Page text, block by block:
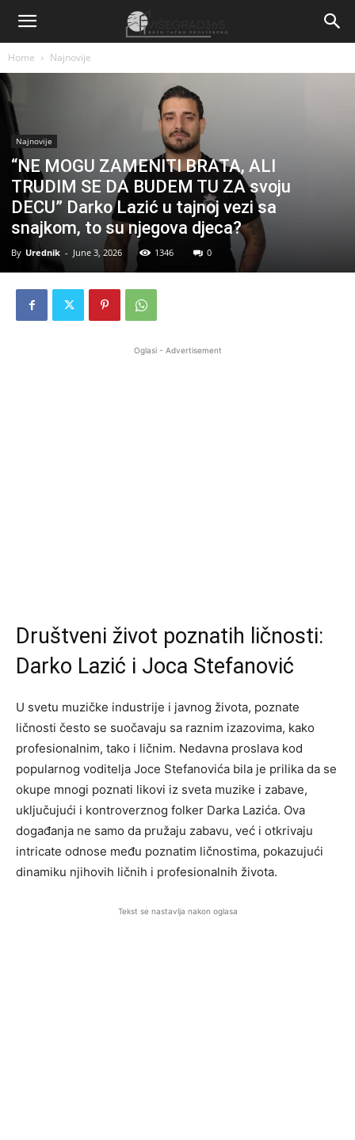
Home Najnovije
Najnovije
“NE MOGU ZAMENITI BRATA, ALI
TRUDIM SE DA BUDEM TU ZA svoju
DECU” Darko Lazić u tajnoj vezi sa
snajkom, to su njegova djeca?
By Urednik - June 3, 2026 1346 0
Oglasi - Advertisement
Društveni život poznatih ličnosti:
Darko Lazić i Joca Stefanović
U svetu muzičke industrije i javnog života, poznate
ličnosti često se suočavaju sa raznim izazovima, kako
profesionalnim, tako i ličnim. Nedavna proslava kod
popularnog voditelja Joce Stefanovića bila je prilika da se
okupe mnogi poznati likovi iz sveta muzike i zabave,
uključujući i kontroverznog folker Darka Lazića. Ova
događanja ne samo da pružaju zabavu, već i otkrivaju
intricate odnose među poznatim ličnostima, pokazujući
dinamiku njihovih ličnih i profesionalnih života.
Tekst se nastavlja nakon oglasa